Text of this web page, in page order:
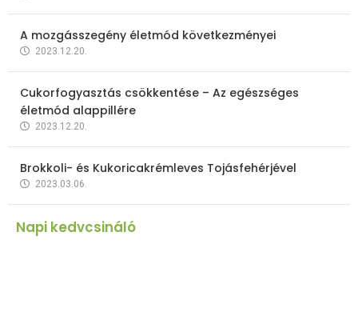
A mozgásszegény életmód következményei
2023.12.20.
Cukorfogyasztás csökkentése – Az egészséges
életmód alappillére
2023.12.20.
Brokkoli- és Kukoricakrémleves Tojásfehérjével
2023.03.06.
Napi kedvcsináló